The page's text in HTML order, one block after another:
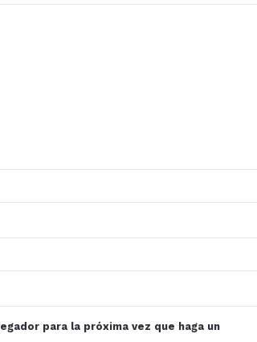
para la próxima vez que haga un